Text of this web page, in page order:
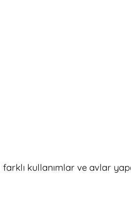
kullanımlar ve avlar